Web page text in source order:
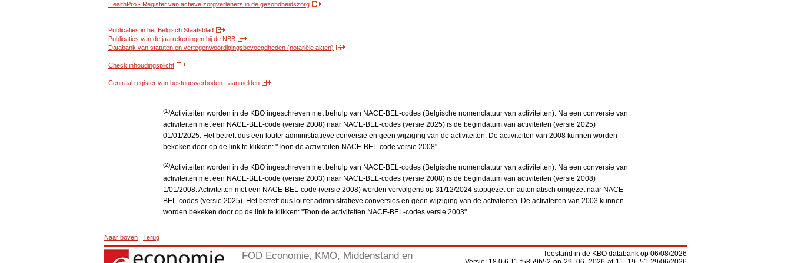
HealthPro - Register van actieve zorgverleners in de gezondheidszorg
Publicaties in het Belgisch Staatsblad
Publicaties van de jaarrekeningen bij de NBB
Databank van statuten en vertegenwoordigingsbevoegdheden (notariële akten)
Check inhoudingsplicht
Centraal register van bestuursverboden - aanmelden
(1)Activiteiten worden in de KBO ingeschreven met behulp van NACE-BEL-codes (Belgische nomenclatuur van activiteiten). Na een conversie van
activiteiten met een NACE-BEL-code (versie 2008) naar NACE-BEL-codes (versie 2025) is de begindatum van activiteiten (versie 2025)
01/01/2025. Het betreft dus een louter administratieve conversie en geen wijziging van de activiteiten. De activiteiten van 2008 kunnen worden
bekeken door op de link te klikken: "Toon de activiteiten NACE-BEL-code versie 2008".
(2)Activiteiten worden in de KBO ingeschreven met behulp van NACE-BEL-codes (Belgische nomenclatuur van activiteiten). Na een conversie van
activiteiten met een NACE-BEL-code (versie 2003) naar NACE-BEL-codes (versie 2008) is de begindatum van activiteiten (versie 2008)
1/01/2008. Activiteiten met een NACE-BEL-code (versie 2008) werden vervolgens op 31/12/2024 stopgezet en automatisch omgezet naar NACE-
BEL-codes (versie 2025). Het betreft dus louter administratieve conversies en geen wijziging van de activiteiten. De activiteiten van 2003 kunnen
worden bekeken door op de link te klikken: "Toon de activiteiten NACE-BEL-codes versie 2003".
Naar boven Terug
FOD Economie, KMO, Middenstand en
Toestand in de KBO databank op 06/08/2026